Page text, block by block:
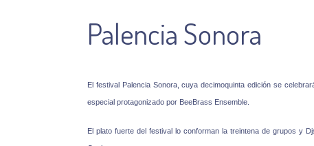
Palencia Sonora
El festival Palencia Sonora, cuya decimoquinta edición se
especial protagonizado por BeeBrass Ensemble.
El plato fuerte del festival lo conforman la treintena de grupos y